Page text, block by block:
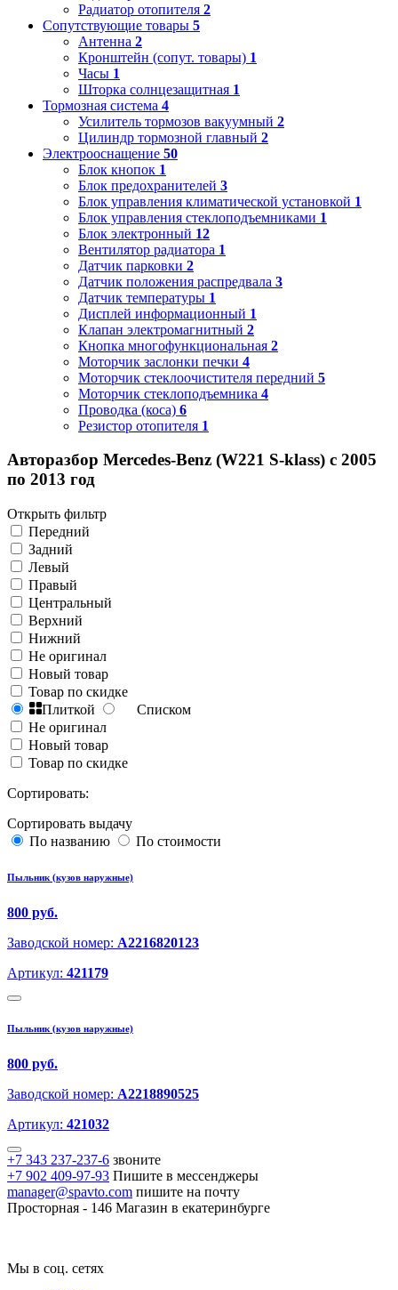
Радиатор отопителя 2
Сопутствующие товары 5
Антенна 2
Кронштейн (сопут. товары) 1
Часы 1
Шторка солнцезащитная 1
Тормозная система 4
Усилитель тормозов вакуумный 2
Цилиндр тормозной главный 2
Электрооснащение 50
Блок кнопок 1
Блок предохранителей 3
Блок управления климатической установкой 1
Блок управления стеклоподъемниками 1
Блок электронный 12
Вентилятор радиатора 1
Датчик парковки 2
Датчик положения распредвала 3
Датчик температуры 1
Дисплей информационный 1
Клапан электромагнитный 2
Кнопка многофункциональная 2
Моторчик заслонки печки 4
Моторчик стеклоочистителя передний 5
Моторчик стеклоподъемника 4
Проводка (коса) 6
Резистор отопителя 1
Авторазбор Mercedes-Benz (W221 S-klass) с 2005
по 2013 год
Открыть фильтр
Передний
Задний
Левый
Правый
Центральный
Верхний
Нижний
Не оригинал
Новый товар
Товар по скидке
Плиткой
Списком
Не оригинал
Новый товар
Товар по скидке
Сортировать:
Сортировать выдачу
По названию
По стоимости
Пыльник (кузов наружные)
800 руб.
Заводской номер: A2216820123
Артикул: 421179
Пыльник (кузов наружные)
800 руб.
Заводской номер: A2218890525
Артикул: 421032
+7 343 237-237-6 звоните
+7 902 409-97-93 Пишите в мессенджеры
manager@spavto.com пишите на почту
Просторная - 146 Магазин в екатеринбурге
Мы в соц. сетях